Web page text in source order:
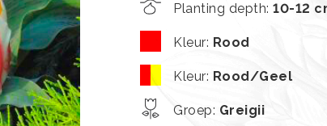
Planting depth: 10-12
Kleur: Rood
Kleur: Rood/Geel
Groep: Greigii